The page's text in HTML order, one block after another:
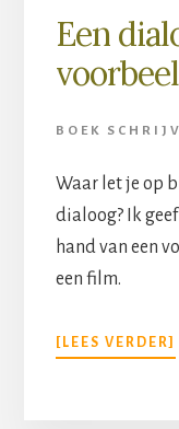
Een
BOEK
Waar let je op
dialoog? Ik
hand van een
een film.
[LEES VERDER]